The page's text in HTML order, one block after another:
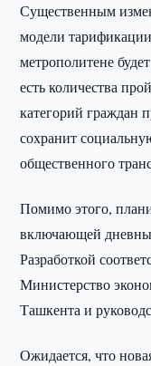
Существенным
модели
метрополитене
есть количества
категорий граждан
сохранит
общественного
Помимо этого,
включающей
Разработкой
Министерство
Ташкента и
Ожидается, что